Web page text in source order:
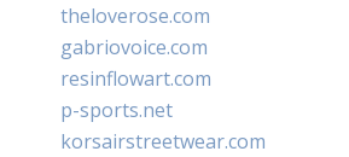
theloverose.com
gabriovoice.com
resinflowart.com
p-sports.net
korsairstreetwear.com